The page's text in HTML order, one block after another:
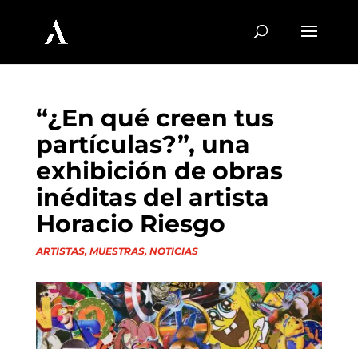
“¿En qué creen tus
partículas?”, una
exhibición de obras
inéditas del artista
Horacio Riesgo
ARTISTAS, MUESTRAS, NOTICIAS